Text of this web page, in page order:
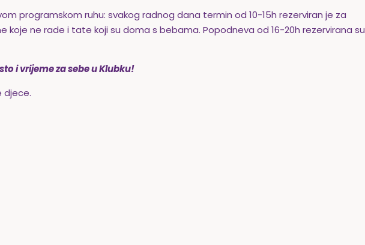
programskom ruhu: svakog radnog dana termin od 10-15h rezerviran je za
koje ne rade i tate koji su doma s bebama. Popodneva od 16-20h rezervirana su
i vrijeme za sebe u Klubku!
djece.